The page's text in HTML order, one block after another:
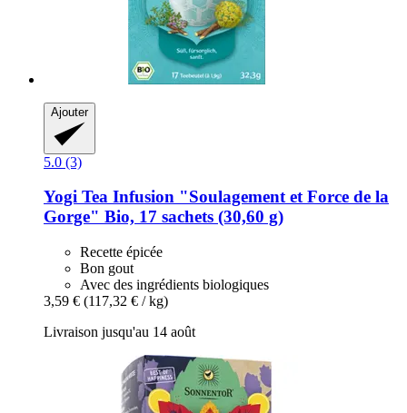
Ajouter
5.0 (3)
Yogi Tea Infusion "Soulagement et Force de la
Gorge" Bio, 17 sachets (30,60 g)
Recette épicée
Bon gout
Avec des ingrédients biologiques
3,59 € (117,32 € / kg)
Livraison jusqu'au 14 août